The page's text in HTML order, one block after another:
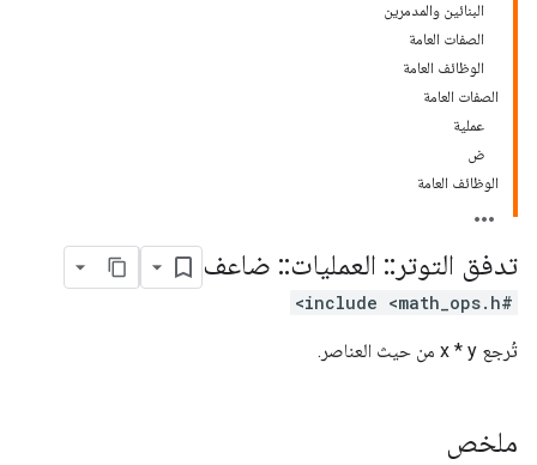
البنائين والمدمرين
الصفات العامة
الوظائف العامة
الصفات العامة
عملية
ض
الوظائف العامة
تدفق التوتر :: العمليات:: ضاعف
#include <math_ops.h>
تُرجع x * y من حيث العناصر.
ملخص